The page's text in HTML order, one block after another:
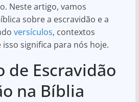
Neste artigo, vamos
sobre a escravidão e a
versículos, contextos
significa para nós hoje.
de Escravidão
na Bíblia